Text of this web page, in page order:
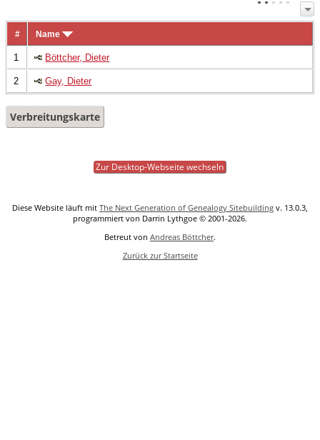
# Name
1 Böttcher, Dieter
2 Gay, Dieter
Verbreitungskarte
Zur Desktop-Webseite wechseln
Diese Website läuft mit The Next Generation of Genealogy Sitebuilding v. 13.0.3,
programmiert von Darrin Lythgoe © 2001-2026.
Betreut von Andreas Böttcher.
Zurück zur Startseite